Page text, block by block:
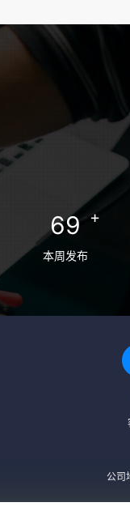
赠者及其
传染病检
检查，包括
检查旨在
卵者的病
要是非尼
者，并且未
如某些精神
标准 学历
为捐赠者，
估，以确
遇到的问
助于确保
态，并理
尊重预约
的顺利进行
69 +
本周发布
公司